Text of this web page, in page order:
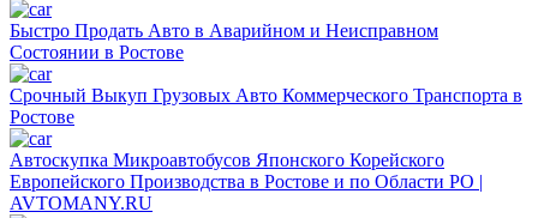
Быстро Продать Авто в Аварийном и Неисправном
Состоянии в Ростове
Срочный Выкуп Грузовых Авто Коммерческого Транспорта в
Ростове
Автоскупка Микроавтобусов Японского Корейского
Европейского Производства в Ростове и по Области РО |
AVTOMANY.RU